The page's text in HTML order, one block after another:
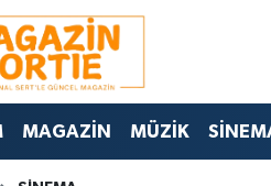
MAGAZİN MÜZİK